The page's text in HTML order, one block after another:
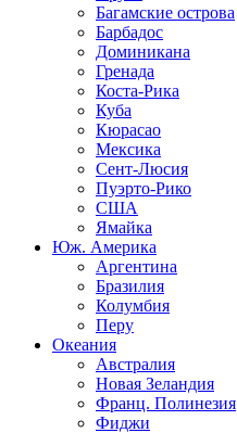
Багамские острова
Барбадос
Доминикана
Гренада
Коста-Рика
Куба
Кюрасао
Мексика
Сент-Люсия
Пуэрто-Рико
США
Ямайка
Юж. Америка
Аргентина
Бразилия
Колумбия
Перу
Океания
Австралия
Новая Зеландия
Франц. Полинезия
Фиджи